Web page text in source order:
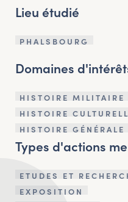
Lieu étudié
PHALSBOURG
Domaines
HISTOIRE MILITAIRE
HISTOIRE
HISTOIRE GÉNÉRALE
Types d'actions
ETUDES ET
EXPOSITION